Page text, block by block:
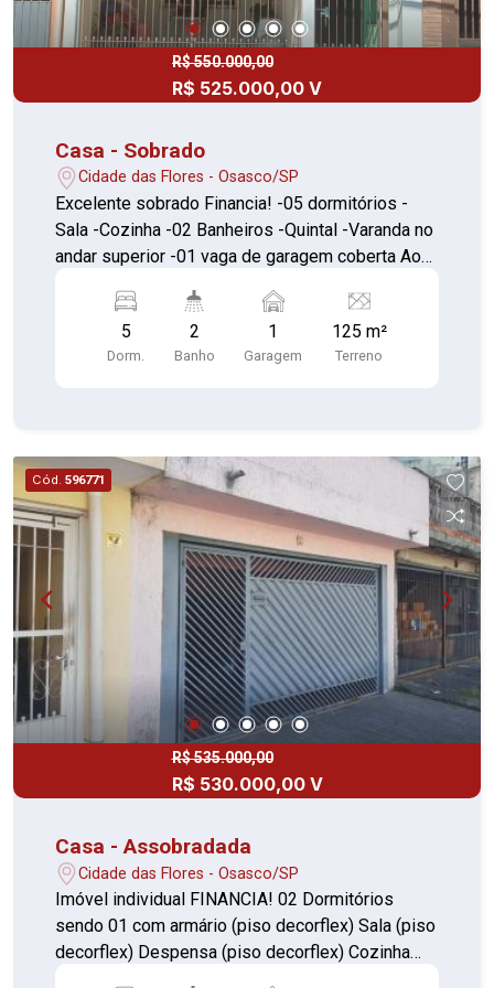
R$ 550.000,00
R$ 525.000,00 V
Casa - Sobrado
Cidade das Flores - Osasco/SP
Excelente sobrado Financia! -05 dormitórios -
Sala -Cozinha -02 Banheiros -Quintal -Varanda no
andar superior -01 vaga de garagem coberta Ao
as linhas de ônibus 390, 018 e 037.
5
Dorm.
2
Banho
1
Garagem
125 m²
Terreno
Cód. 596771
R$ 535.000,00
R$ 530.000,00 V
Casa - Assobradada
Cidade das Flores - Osasco/SP
Imóvel individual FINANCIA! 02 Dormitórios
sendo 01 com armário (piso decorflex) Sala (piso
decorflex) Despensa (piso decorflex) Cozinha